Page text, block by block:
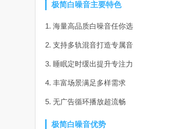
极简白噪音主要特色
1. 海量高品质白噪音任你选
2. 支持多轨混音打造专属音
3. 睡眠定时缓出提升专注力
4. 丰富场景满足多样需求
5. 无广告循环播放超流畅
极简白噪音优势